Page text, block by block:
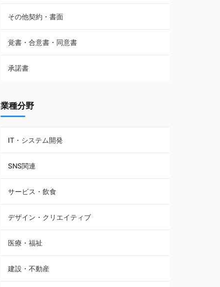
請負契約
フランチャイズ契約
賃貸借契約
その他契約・書面
覚書・合意書・同意書
承諾書
業種分野
IT・システム開発
SNS関連
サービス・飲食
デザイン・クリエイティブ
医療・福祉
建設・不動産